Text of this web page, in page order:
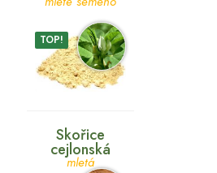
TOP!
Skořice
cejlonská
mletá